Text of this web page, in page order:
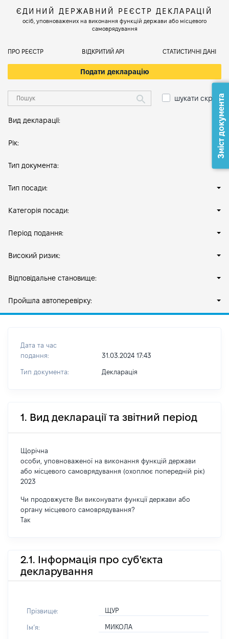
ЄДИНИЙ ДЕРЖАВНИЙ РЕЄСТР ДЕКЛАРАЦІЙ
осіб, уповноважених на виконання функцій держави або місцевого
самоврядування
ПРО РЕЄСТР ВІДКРИТИЙ АРІ СТАТИСТИЧНІ ДАНІ
Подати декларацію
шукати скрізь
Вид декларації:
Рік:
Тип документа:
Тип посади:
Категорія посади:
Період подання:
Високий ризик:
Відповідальне становище:
Пройшла автоперевірку:
Дата та час
подання:
31.03.2024 17:43
Тип документа: Декларація
1. Вид декларації та звітний період
Щорічна
особи, уповноваженої на виконання функцій держави
або місцевого самоврядування (охоплює попередній рік)
2023
Чи продовжуєте Ви виконувати функції держави або
органу місцевого самоврядування?
Так
2.1. Інформація про суб'єкта
декларування
Прізвище: ЩУР
Імʼя: МИКОЛА
Зміст документа